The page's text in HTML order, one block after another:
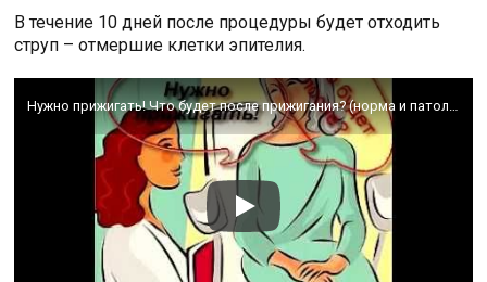
В течение 10 дней после процедуры будет отходить
струп – отмершие клетки эпителия.